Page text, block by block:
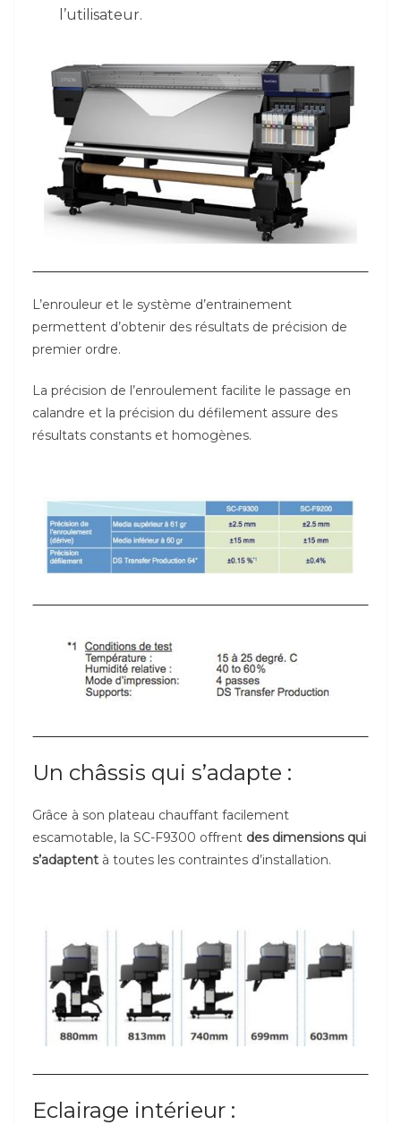
l’utilisateur.
L’enrouleur et le système d’entrainement
permettent d’obtenir des résultats de précision de
premier ordre.
La précision de l’enroulement facilite le passage en
calandre et la précision du défilement assure des
résultats constants et homogènes.
Un châssis qui s’adapte :
Grâce à son plateau chauffant facilement
escamotable, la SC-F9300 offrent des dimensions qui
s’adaptent à toutes les contraintes d’installation.
Eclairage intérieur :